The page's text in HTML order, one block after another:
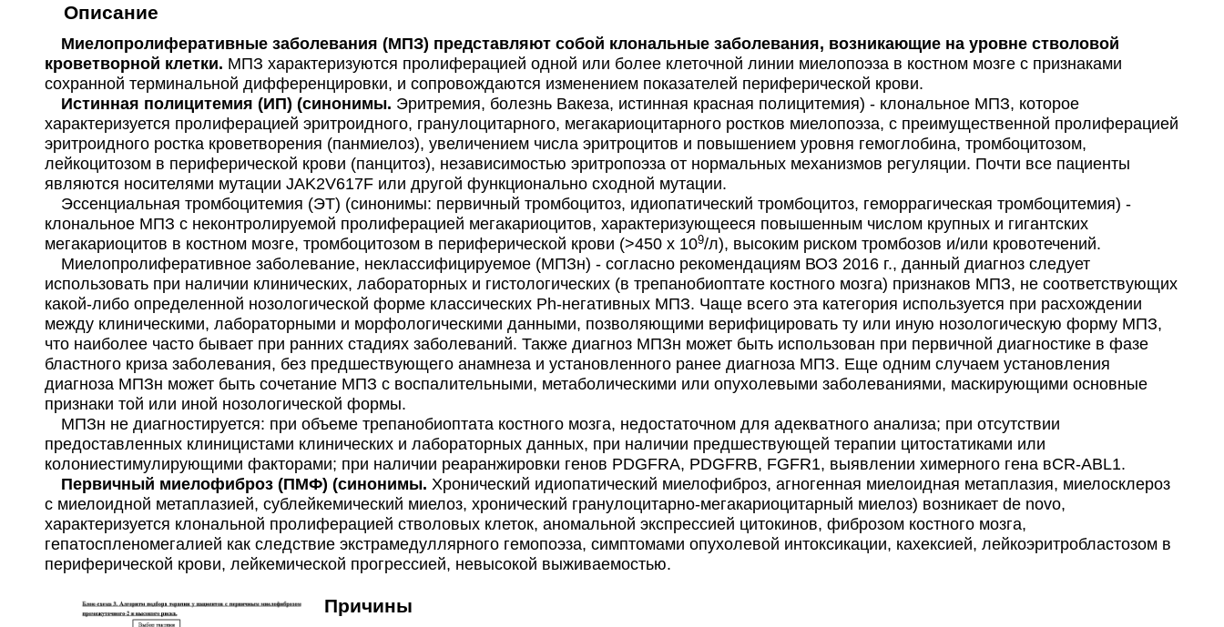
Описание
Миелопролиферативные заболевания (МПЗ) представляют собой клональные заболевания, возникающие на уровне стволовой
кроветворной клетки. МПЗ характеризуются пролиферацией одной или более клеточной линии миелопоэза в костном мозге с признаками
сохранной терминальной дифференцировки, и сопровождаются изменением показателей периферической крови.
Истинная полицитемия (ИП) (синонимы. Эритремия, болезнь Вакеза, истинная красная полицитемия) - клональное МПЗ, которое
характеризуется пролиферацией эритроидного, гранулоцитарного, мегакариоцитарного ростков миелопоэза, с преимущественной пролиферацией
эритроидного ростка кроветворения (панмиелоз), увеличением числа эритроцитов и повышением уровня гемоглобина, тромбоцитозом,
лейкоцитозом в периферической крови (панцитоз), независимостью эритропоэза от нормальных механизмов регуляции. Почти все пациенты
являются носителями мутации JAK2V617F или другой функционально сходной мутации.
Эссенциальная тромбоцитемия (ЭТ) (синонимы: первичный тромбоцитоз, идиопатический тромбоцитоз, геморрагическая тромбоцитемия) -
клональное МПЗ с неконтролируемой пролиферацией мегакариоцитов, характеризующееся повышенным числом крупных и гигантских
мегакариоцитов в костном мозге, тромбоцитозом в периферической крови (>450 х 109/л), высоким риском тромбозов и/или кровотечений.
Миелопролиферативное заболевание, неклассифицируемое (МПЗн) - согласно рекомендациям ВОЗ 2016 г., данный диагноз следует
использовать при наличии клинических, лабораторных и гистологических (в трепанобиоптате костного мозга) признаков МПЗ, не соответствующих
какой-либо определенной нозологической форме классических Ph-негативных МПЗ. Чаще всего эта категория используется при расхождении
между клиническими, лабораторными и морфологическими данными, позволяющими верифицировать ту или иную нозологическую форму МПЗ,
что наиболее часто бывает при ранних стадиях заболеваний. Также диагноз МПЗн может быть использован при первичной диагностике в фазе
бластного криза заболевания, без предшествующего анамнеза и установленного ранее диагноза МПЗ. Еще одним случаем установления
диагноза МПЗн может быть сочетание МПЗ с воспалительными, метаболическими или опухолевыми заболеваниями, маскирующими основные
признаки той или иной нозологической формы.
МПЗн не диагностируется: при объеме трепанобиоптата костного мозга, недостаточном для адекватного анализа; при отсутствии
предоставленных клиницистами клинических и лабораторных данных, при наличии предшествующей терапии цитостатиками или
колониестимулирующими факторами; при наличии реаранжировки генов PDGFRA, PDGFRB, FGFR1, выявлении химерного гена вCR-ABL1.
Первичный миелофиброз (ПМФ) (синонимы.Хронический идиопатический миелофиброз, агногенная миелоидная метаплазия, миелосклероз
с миелоидной метаплазией, сублейкемический миелоз, хронический гранулоцитарно-мегакариоцитарный миелоз) возникает de novo,
характеризуется клональной пролиферацией стволовых клеток, аномальной экспрессией цитокинов, фиброзом костного мозга,
гепатоспленомегалией как следствие экстрамедуллярного гемопоэза, симптомами опухолевой интоксикации, кахексией, лейкоэритробластозом в
периферической крови, лейкемической прогрессией, невысокой выживаемостью.
Причины